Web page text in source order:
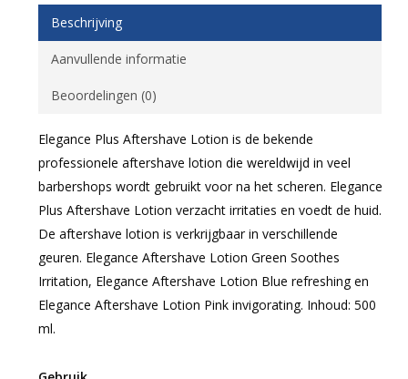
Beschrijving
Aanvullende informatie
Beoordelingen (0)
Elegance Plus Aftershave Lotion is de bekende
professionele aftershave lotion die wereldwijd in veel
barbershops wordt gebruikt voor na het scheren. Elegance
Plus Aftershave Lotion verzacht irritaties en voedt de huid.
De aftershave lotion is verkrijgbaar in verschillende
geuren. Elegance Aftershave Lotion Green Soothes
Irritation, Elegance Aftershave Lotion Blue refreshing en
Elegance Aftershave Lotion Pink invigorating. Inhoud: 500
ml.